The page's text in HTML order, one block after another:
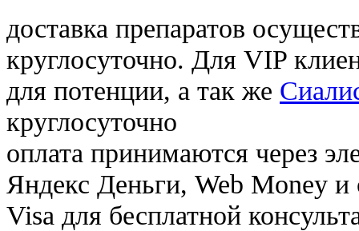
доставка препаратов
круглосуточно. Для VIP
для потенции, а так же
круглосуточно
оплата принимаются через
Яндекс Деньги, Web Money и
Visa для бесплатной